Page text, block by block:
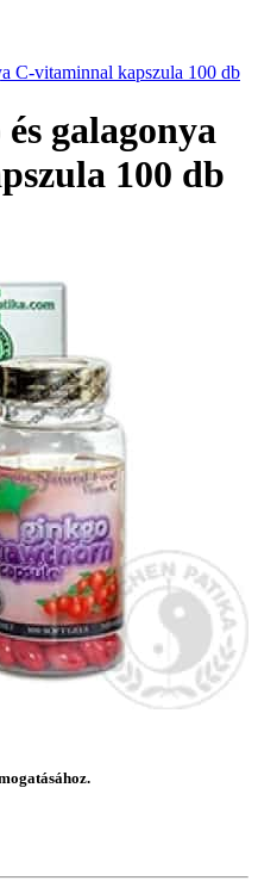
C-vitaminnal kapszula 100 db
galagonya
100 db